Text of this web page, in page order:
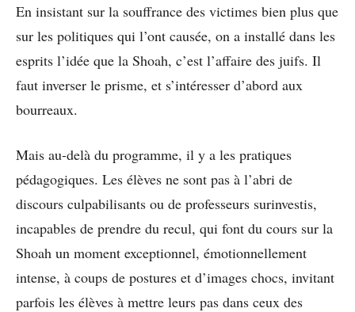
En insistant sur la souffrance des victimes bien plus que
sur les politiques qui l’ont causée, on a installé dans les
esprits l’idée que la Shoah, c’est l’affaire des juifs. Il
faut inverser le prisme, et s’intéresser d’abord aux
bourreaux.
Mais au-delà du programme, il y a les pratiques
pédagogiques. Les élèves ne sont pas à l’abri de
discours culpabilisants ou de professeurs surinvestis,
incapables de prendre du recul, qui font du cours sur la
Shoah un moment exceptionnel, émotionnellement
intense, à coups de postures et d’images chocs, invitant
parfois les élèves à mettre leurs pas dans ceux des